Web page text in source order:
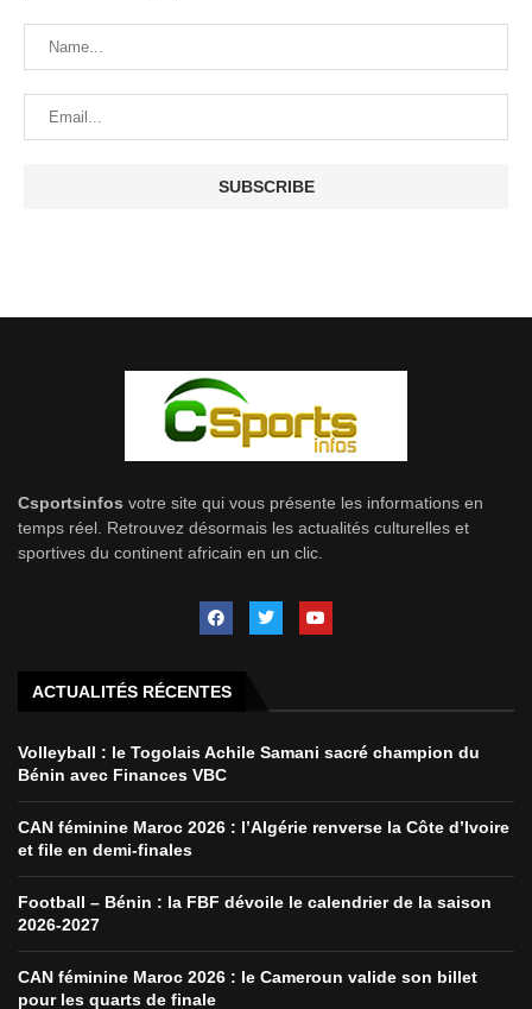
Csportsinfos votre site qui vous présente les informations en
temps réel. Retrouvez désormais les actualités culturelles et
sportives du continent africain en un clic.
ACTUALITÉS RÉCENTES
Volleyball : le Togolais Achile Samani sacré champion du
Bénin avec Finances VBC
CAN féminine Maroc 2026 : l’Algérie renverse la Côte d’Ivoire
et file en demi-finales
Football – Bénin : la FBF dévoile le calendrier de la saison
2026-2027
CAN féminine Maroc 2026 : le Cameroun valide son billet
pour les quarts de finale